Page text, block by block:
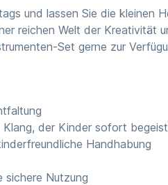
und lassen Sie die kleinen
reichen Welt der Kreativität
Set gerne zur
der Kinder sofort
Handhabung
sichere Nutzung